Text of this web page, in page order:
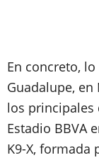
En concreto,
Guadalupe,
los principales
Estadio BBVA
K9-X,